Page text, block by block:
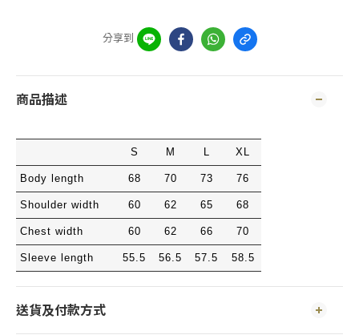
分享到
商品描述
S M L XL
Body length 68 70 73 76
Shoulder width 60 62 65 68
Chest width 60 62 66 70
Sleeve length 55.5 56.5 57.5 58.5
送貨及付款方式